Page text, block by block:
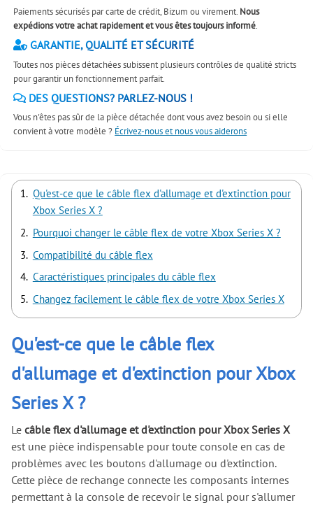
Paiements sécurisés par carte de crédit, Bizum ou virement. Nous
expédions votre achat rapidement et vous êtes toujours informé.
GARANTIE, QUALITÉ ET SÉCURITÉ
Toutes nos pièces détachées subissent plusieurs contrôles de qualité stricts
pour garantir un fonctionnement parfait.
DES QUESTIONS? PARLEZ-NOUS !
Vous n'êtes pas sûr de la pièce détachée dont vous avez besoin ou si elle
convient à votre modèle ? Écrivez-nous et nous vous aiderons
Qu'est-ce que le câble flex d'allumage et d'extinction pour
Xbox Series X ?
Pourquoi changer le câble flex de votre Xbox Series X ?
Compatibilité du câble flex
Caractéristiques principales du câble flex
Changez facilement le câble flex de votre Xbox Series X
Qu'est-ce que le câble flex
d'allumage et d'extinction pour Xbox
Series X ?
Le câble flex d'allumage et d'extinction pour Xbox Series X
est une pièce indispensable pour toute console en cas de
problèmes avec les boutons d'allumage ou d'extinction.
Cette pièce de rechange connecte les composants internes
permettant à la console de recevoir le signal pour s'allumer